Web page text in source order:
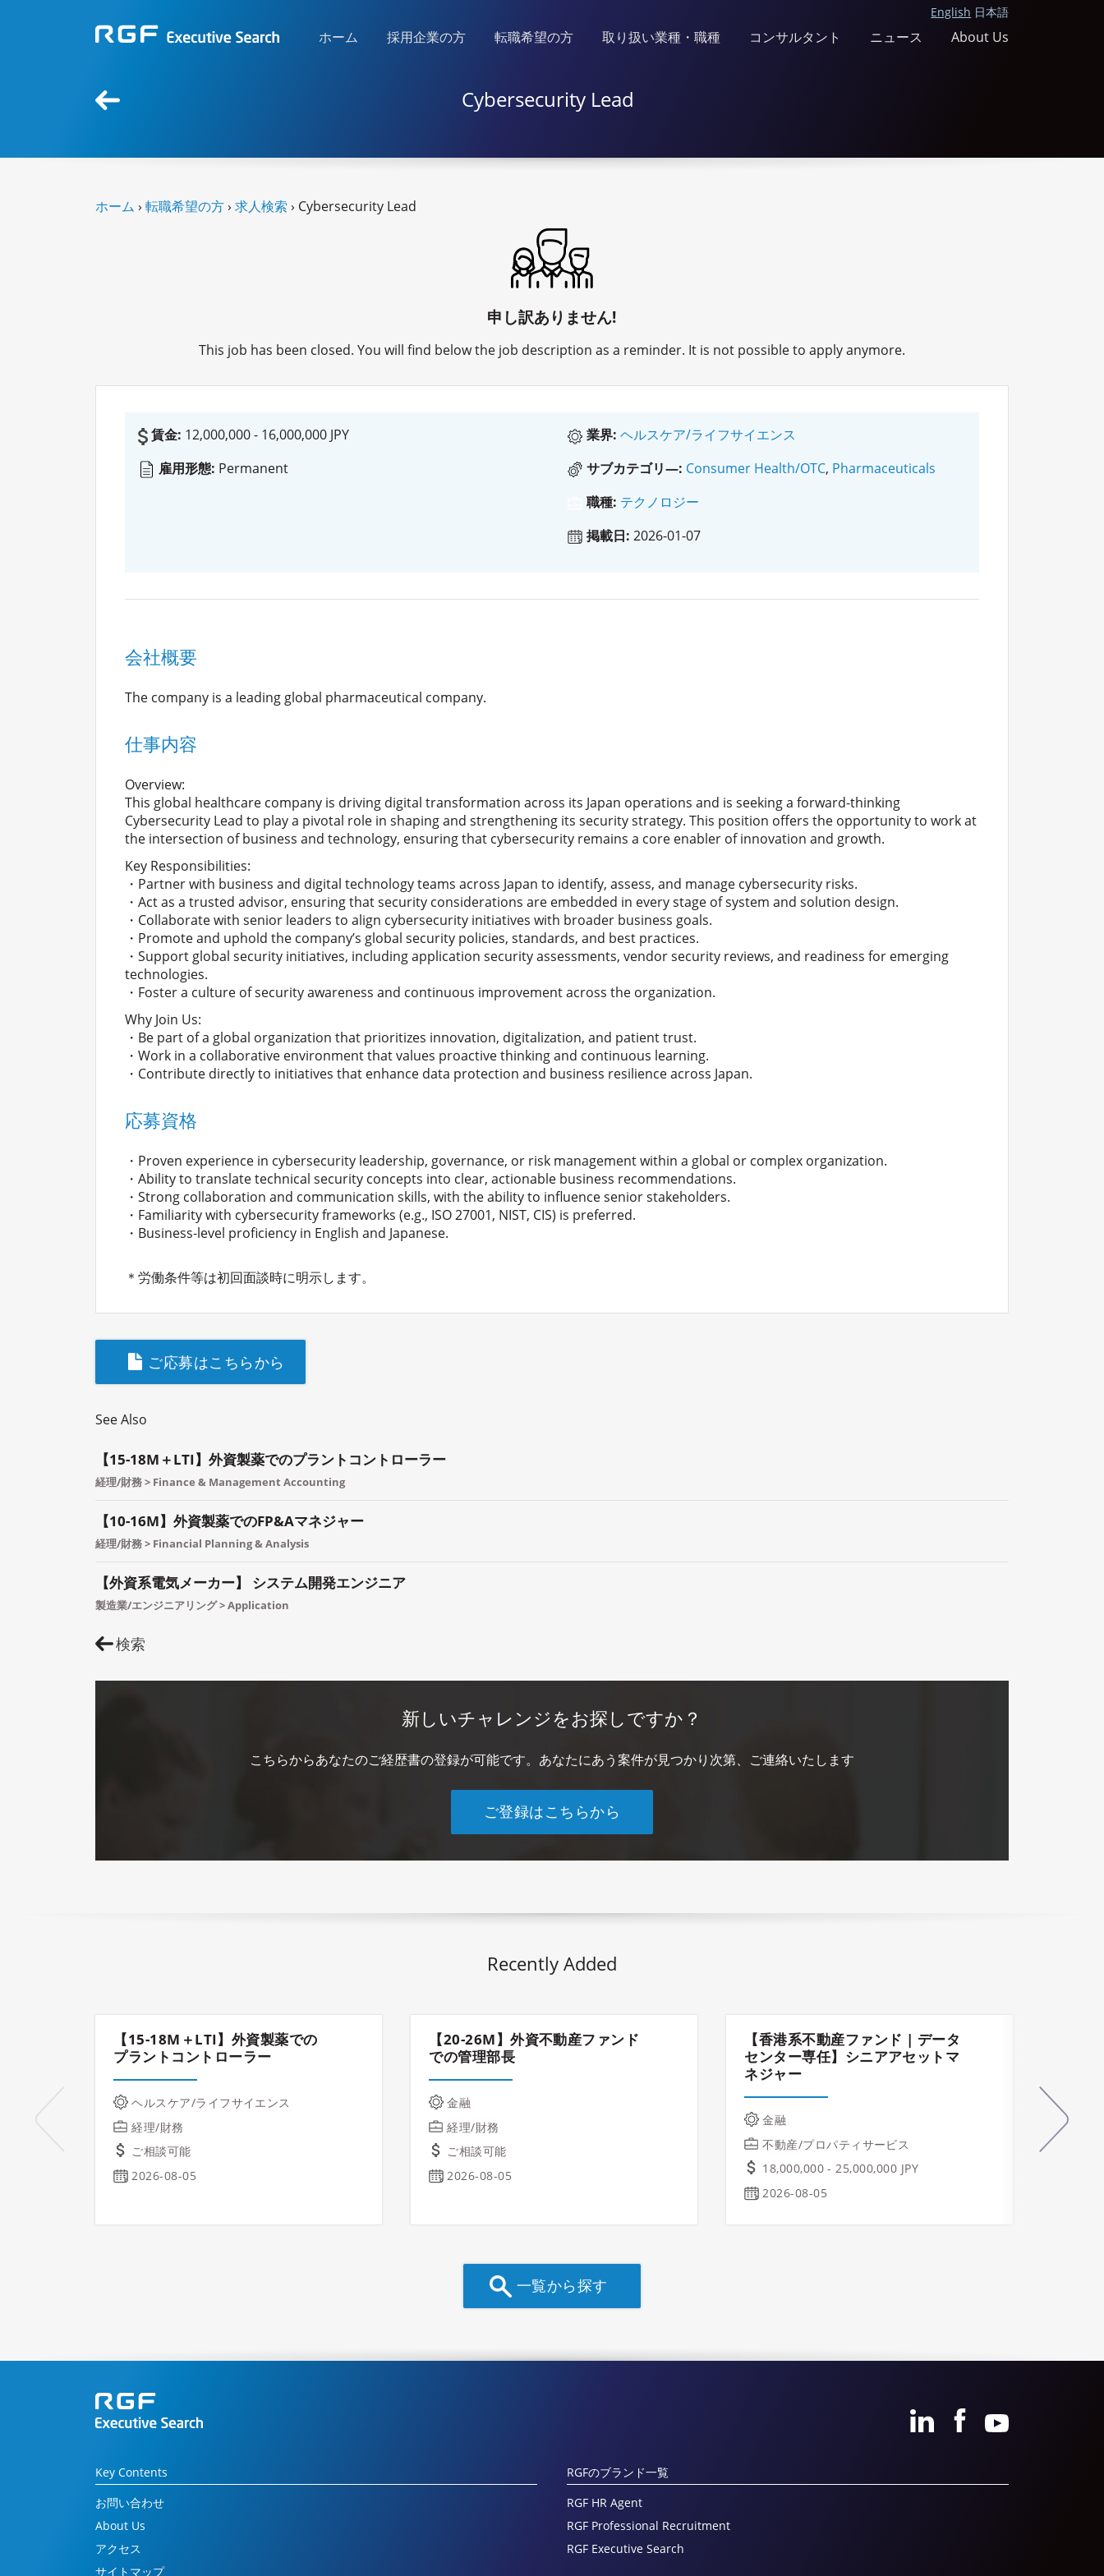
English 日本語
ホーム 採用企業の方 転職希望の方 取り扱い業種・職種 コンサルタント ニュース About Us
Cybersecurity Lead
ホーム › 転職希望の方› 求人検索 › Cybersecurity Lead
申し訳ありません!
This job has been closed. You will find below the job description as a reminder. It is not possible to apply anymore.
賃金: 12,000,000 - 16,000,000 JPY
雇用形態: Permanent
業界:ヘルスケア/ライフサイエンス
サブカテゴリ―: Consumer Health/OTC, Pharmaceuticals
職種: テクノロジー
掲載日:2026-01-07
会社概要
The company is a leading global pharmaceutical company.
仕事内容
Overview:
This global healthcare company is driving digital transformation across its Japan operations and is seeking a forward-thinking
Cybersecurity Lead to play a pivotal role in shaping and strengthening its security strategy. This position offers the opportunity to work at
the intersection of business and technology, ensuring that cybersecurity remains a core enabler of innovation and growth.
Key Responsibilities:
・Partner with business and digital technology teams across Japan to identify, assess, and manage cybersecurity risks.
・Act as a trusted advisor, ensuring that security considerations are embedded in every stage of system and solution design.
・Collaborate with senior leaders to align cybersecurity initiatives with broader business goals.
・Promote and uphold the company’s global security policies, standards, and best practices.
・Support global security initiatives, including application security assessments, vendor security reviews, and readiness for emerging
technologies.
・Foster a culture of security awareness and continuous improvement across the organization.
Why Join Us:
・Be part of a global organization that prioritizes innovation, digitalization, and patient trust.
・Work in a collaborative environment that values proactive thinking and continuous learning.
・Contribute directly to initiatives that enhance data protection and business resilience across Japan.
応募資格
・Proven experience in cybersecurity leadership, governance, or risk management within a global or complex organization.
・Ability to translate technical security concepts into clear, actionable business recommendations.
・Strong collaboration and communication skills, with the ability to influence senior stakeholders.
・Familiarity with cybersecurity frameworks (e.g., ISO 27001, NIST, CIS) is preferred.
・Business-level proficiency in English and Japanese.
＊労働条件等は初回面談時に明示します。
ご応募はこちらから
See Also
【15-18M＋LTI】外資製薬でのプラントコントローラー
経理/財務 > Finance & Management Accounting
【10-16M】外資製薬でのFP&Aマネジャー
経理/財務 > Financial Planning & Analysis
【外資系電気メーカー】 システム開発エンジニア
製造業/エンジニアリング > Application
検索
新しいチャレンジをお探しですか？
こちらからあなたのご経歴書の登録が可能です。あなたにあう案件が見つかり次第、ご連絡いたします
ご登録はこちらから
Recently Added
【15-18M＋LTI】外資製薬での
プラントコントローラー
ヘルスケア/ライフサイエンス
経理/財務
ご相談可能
2026-08-05
【20-26M】外資不動産ファンド
での管理部長
金融
経理/財務
ご相談可能
2026-08-05
【香港系不動産ファンド | データ
センター専任】シニアアセットマ
ネジャー
金融
不動産/プロパティサービス
18,000,000 - 25,000,000 JPY
2026-08-05
一覧から探す
Key Contents
お問い合わせ
About Us
アクセス
サイトマップ
RGFのブランド一覧
RGF HR Agent
RGF Professional Recruitment
RGF Executive Search